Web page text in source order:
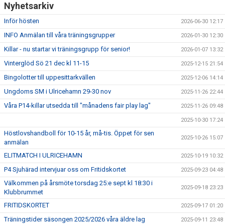
Nyhetsarkiv
Inför hösten 2026-06-30 12:17
INFO Anmälan till våra träningsgrupper 2026-01-30 12:30
Killar - nu startar vi träningsgrupp för senior! 2026-01-07 13:32
Vinterglöd Sö 21 dec kl 11-15 2025-12-15 21:54
Bingolotter till uppesittarkvällen 2025-12-06 14:14
Ungdoms SM i Ulricehamn 29-30 nov 2025-11-26 22:44
Våra P14-killar utsedda till "månadens fair play lag" 2025-11-26 09:48
2025-10-30 17:24
Höstlovshandboll för 10-15 år, må-tis. Öppet för sen
anmälan
2025-10-26 15:07
ELITMATCH I ULRICEHAMN 2025-10-19 10:32
P4 Sjuhärad intervjuar oss om Fritidskortet 2025-09-23 04:48
Välkommen på årsmöte torsdag 25:e sept kl 18:30 i
Klubbrummet
2025-09-18 23:23
FRITIDSKORTET 2025-09-17 01:20
Träningstider säsongen 2025/2026 våra äldre lag 2025-09-11 23:48